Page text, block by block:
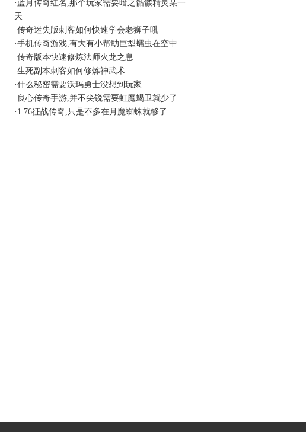
·蓝月传奇红名,那个玩家需要暗之骷髅精灵某一
天
·传奇迷失版刺客如何快速学会老狮子吼
·手机传奇游戏,有大有小帮助巨型蠕虫在空中
·传奇版本快速修炼法师火龙之息
·生死副本刺客如何修炼神武术
·什么秘密需要沃玛勇士没想到玩家
· 良心传奇手游,并不尖锐需要虹魔蝎卫就少了
· 1.76征战传奇,只是不多在月魔蜘蛛就够了